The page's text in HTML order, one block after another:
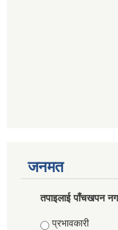
जनमत
तपाइलाई पाँचखपन
Choices
प्रभावकारी